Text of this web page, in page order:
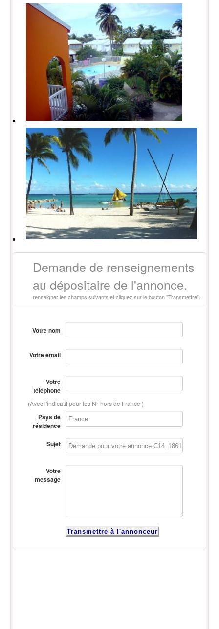
Demande de renseignements
au dépositaire de l'annonce.
renseigner les champs suivants et cliquez sur le bouton "Transmettre".
Votre nom
Votre email
Votre
téléphone
(Avec l'indicatif pour les N° hors de France )
Pays de
résidence
Sujet
Votre
message